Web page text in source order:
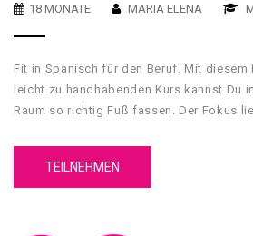
18 MONATE MARIA ELENA
Fit in Spanisch für den Beruf. Mit diesem
leicht zu handhabenden Kurs kannst Du
Raum so richtig Fuß fassen. Der Fokus
TEILNEHMEN